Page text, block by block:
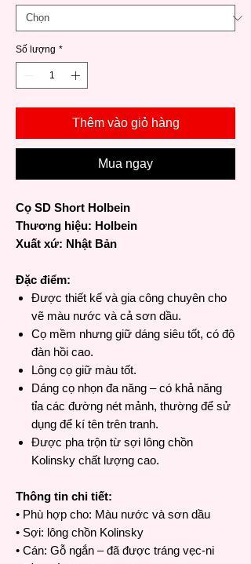
Số lượng *
Thêm vào giỏ hàng
Mua ngay
Cọ SD Short Holbein
Thương hiệu: Holbein
Xuất xứ: Nhật Bản
Đặc điểm:
Được thiết kế và gia công chuyên cho
vẽ màu nước và cả sơn dầu.
Cọ mềm nhưng giữ dáng siêu tốt, có độ
đàn hồi cao.
Lông cọ giữ màu tốt.
Dáng cọ nhọn đa năng – có khả năng
tỉa các đường nét mảnh, thường để sử
dụng để kí tên trên tranh.
Được pha trộn từ sợi lông chồn
Kolinsky chất lượng cao.
Thông tin chi tiết:
• Phù hợp cho: Màu nước và sơn dầu
• Sợi: lông chồn Kolinsky
• Cán: Gỗ ngắn – đã được tráng vẹc-ni